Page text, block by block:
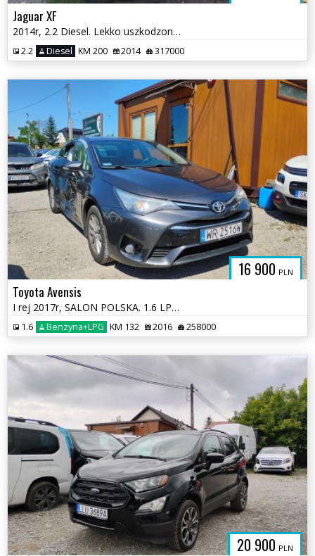
Jaguar XF
2014r, 2.2 Diesel. Lekko uszkodzony przód.
2.2 Diesel KM 200 2014 317000
16 900 PLN
Toyota Avensis
I rej 2017r, SALON POLSKA. 1.6 LPG. Uszkodzony prawy bok. Jeździ.
1.6 Benzyna+LPG KM 132 2016 258000
20 900 PLN